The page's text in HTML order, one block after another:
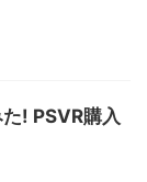
! PSVR購入